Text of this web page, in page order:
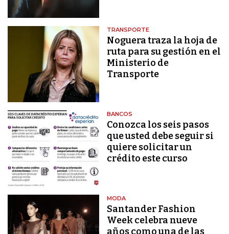
TRANSPORTE
Noguera traza la hoja de
ruta para su gestión en el
Ministerio de
Transporte
BANCOS
Conozca los seis pasos
que usted debe seguir si
quiere solicitar un
crédito este curso
MODA
Santander Fashion
Week celebra nueve
años como una de las